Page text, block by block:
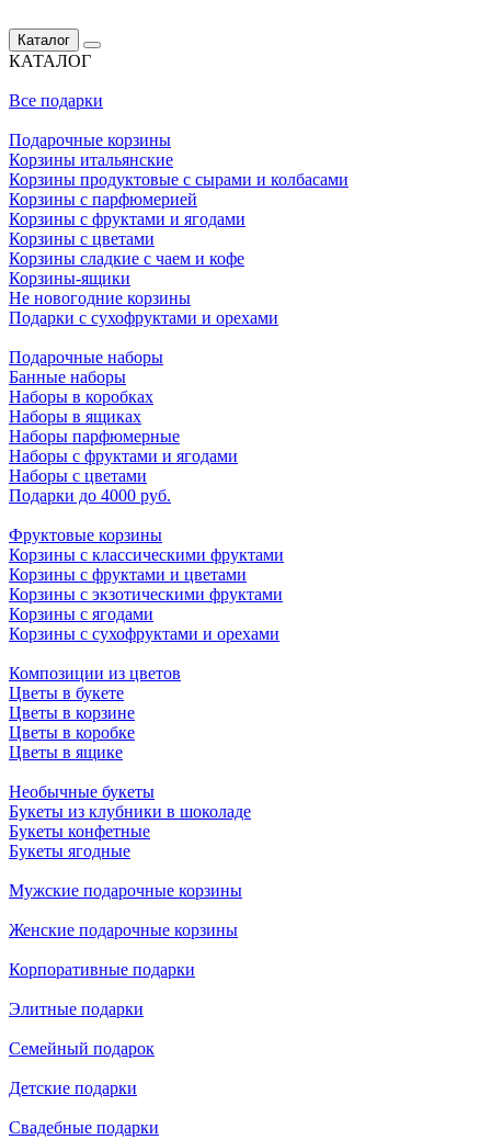
Каталог
КАТАЛОГ
Все подарки
Подарочные корзины
Корзины итальянские
Корзины продуктовые с сырами и колбасами
Корзины с парфюмерией
Корзины с фруктами и ягодами
Корзины с цветами
Корзины сладкие с чаем и кофе
Корзины-ящики
Не новогодние корзины
Подарки с сухофруктами и орехами
Подарочные наборы
Банные наборы
Наборы в коробках
Наборы в ящиках
Наборы парфюмерные
Наборы с фруктами и ягодами
Наборы с цветами
Подарки до 4000 руб.
Фруктовые корзины
Корзины с классическими фруктами
Корзины с фруктами и цветами
Корзины с экзотическими фруктами
Корзины с ягодами
Корзины c сухофруктами и орехами
Композиции из цветов
Цветы в букете
Цветы в корзине
Цветы в коробке
Цветы в ящике
Необычные букеты
Букеты из клубники в шоколаде
Букеты конфетные
Букеты ягодные
Мужские подарочные корзины
Женские подарочные корзины
Корпоративные подарки
Элитные подарки
Семейный подарок
Детские подарки
Свадебные подарки